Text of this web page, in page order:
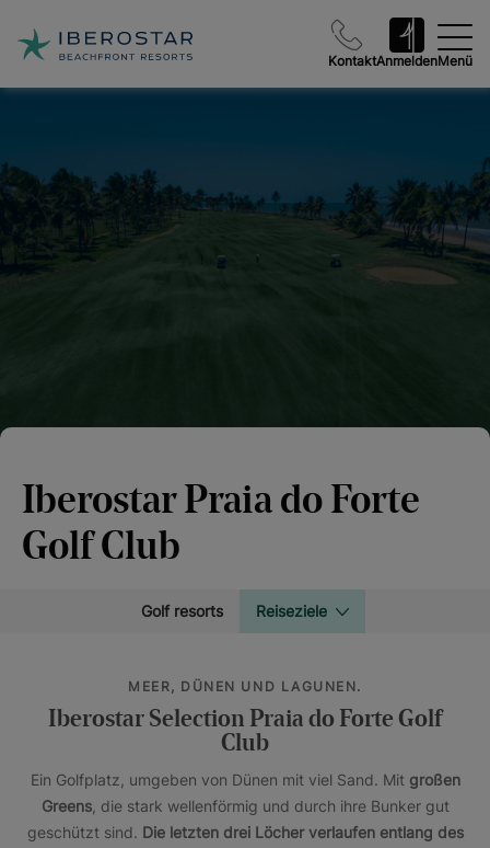
KontaktAnmeldenMenü
Iberostar Praia do Forte
Golf Club
Golf resorts Reiseziele
MEER, DÜNEN UND LAGUNEN.
Iberostar Selection Praia do Forte Golf
Club
Ein Golfplatz, umgeben von Dünen mit viel Sand. Mit großen
Greens, die stark wellenförmig und durch ihre Bunker gut
geschützt sind. Die letzten drei Löcher verlaufen entlang des